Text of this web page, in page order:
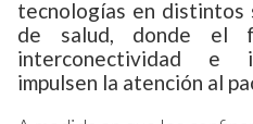
tecnologías en
de salud, donde el
interconectividad e
impulsen la atención al